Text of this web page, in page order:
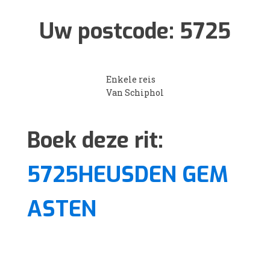
Uw postcode: 5725
Enkele reis
Van Schiphol
Boek deze rit:
5725HEUSDEN GEM
ASTEN